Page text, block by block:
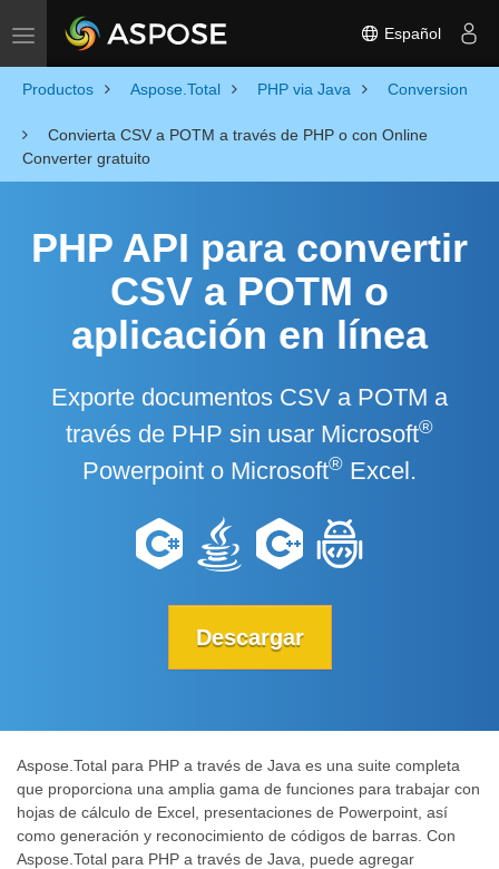
Toggle navigation Español
Productos Aspose.Total PHP via Java Conversion
Convierta CSV a POTM a través de PHP o con Online
Converter gratuito
PHP API para convertir
CSV a POTM o
aplicación en línea
Exporte documentos CSV a POTM a
través de PHP sin usar Microsoft®
Powerpoint o Microsoft® Excel.
Descargar
Aspose.Total para PHP a través de Java es una suite completa
que proporciona una amplia gama de funciones para trabajar con
hojas de cálculo de Excel, presentaciones de Powerpoint, así
como generación y reconocimiento de códigos de barras. Con
Aspose.Total para PHP a través de Java, puede agregar